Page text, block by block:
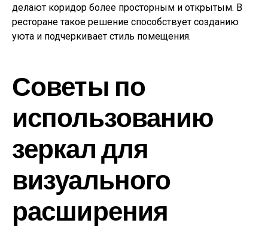
делают коридор более просторным и открытым. В
ресторане такое решение способствует созданию
уюта и подчеркивает стиль помещения.
Советы по
использованию
зеркал для
визуального
расширения